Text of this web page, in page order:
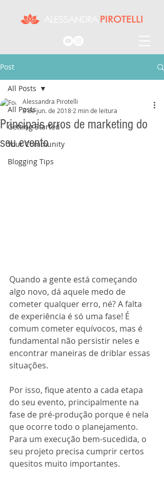
Post
All Posts
Getting Started
Your Community
Blogging Tips
All Posts
Principais erros de marketing do
seu evento
Alessandra Pirotelli
8 de jun. de 2018 2 min de leitura
Quando a gente está começando
algo novo, dá aquele medo de
cometer qualquer erro, né? A falta
de experiência é só uma fase! É
comum cometer equívocos, mas é
fundamental não persistir neles e
encontrar maneiras de driblar essas
situações.
Por isso, fique atento a cada etapa
do seu evento, principalmente na
fase de pré-produção porque é nela
que ocorre todo o planejamento.
Para um execução bem-sucedida, o
seu projeto precisa cumprir certos
quesitos muito importantes.